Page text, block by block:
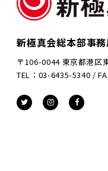
新極真会総本部事務
〒106-0044 東京都港区
TEL：03-6435-5340 /